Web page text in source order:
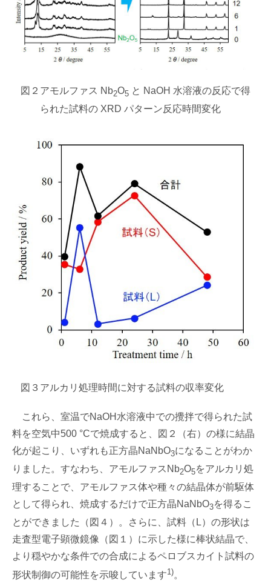
図２ アモルファス Nb2O5 と NaOH 水溶液の反応で得
られた試料の XRD パターン反応時間変化
図３ アルカリ処理時間に対する試料の収率変化
これら、室温でNaOH水溶液中での攪拌で得られた試
料を空気中500 °Cで焼成すると、図２（右）の様に結晶
化が起こり、いずれも正方晶NaNbO3になることがわか
りました。すなわち、アモルファスNb2O5をアルカリ処
理することで、アモルファス体や種々の結晶体が前駆体
として得られ、焼成するだけで正方晶NaNbO3を得るこ
とができました（図４）。さらに、試料（L）の形状は
走査型電子顕微鏡像（図１）に示した様に棒状結晶で、
より穏やかな条件での合成によるペロブスカイト試料の
形状制御の可能性を示唆しています1)。